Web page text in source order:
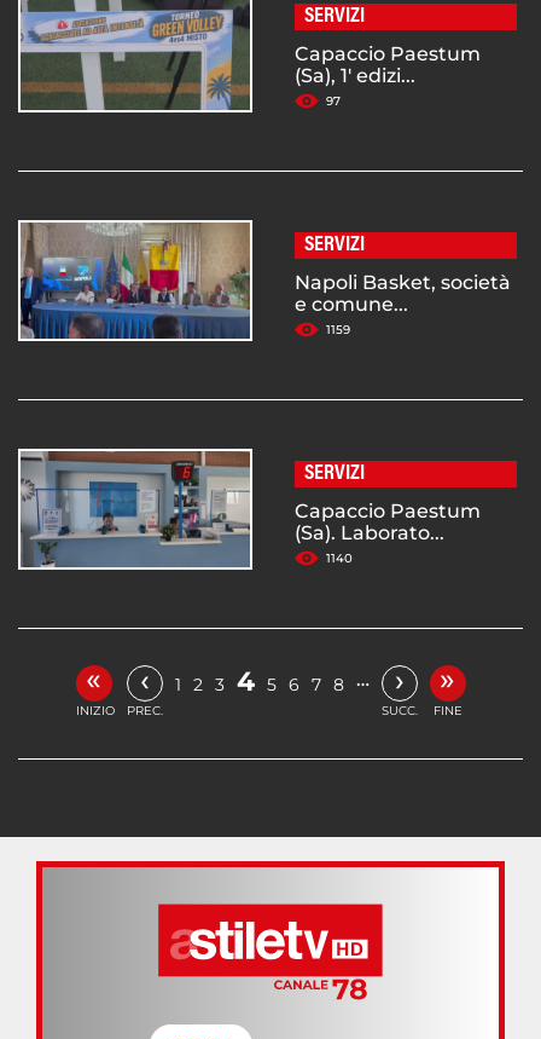
SERVIZI
Capaccio Paestum
(Sa), 1' edizi...
97
SERVIZI
Napoli Basket, società
e comune...
1159
SERVIZI
Capaccio Paestum
(Sa). Laborato...
1140
«
INIZIO
‹
PREC.
1 2 3 4 5 6 7 8 … ›
SUCC.
»
FINE